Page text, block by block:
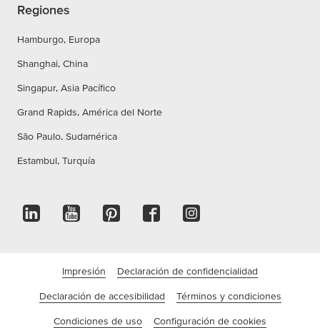
Regiones
Hamburgo, Europa
Shanghai, China
Singapur, Asia Pacífico
Grand Rapids, América del Norte
São Paulo, Sudamérica
Estambul, Turquía
Impresión Declaración de confidencialidad
Declaración de accesibilidad Términos y condiciones
Condiciones de uso Configuración de cookies